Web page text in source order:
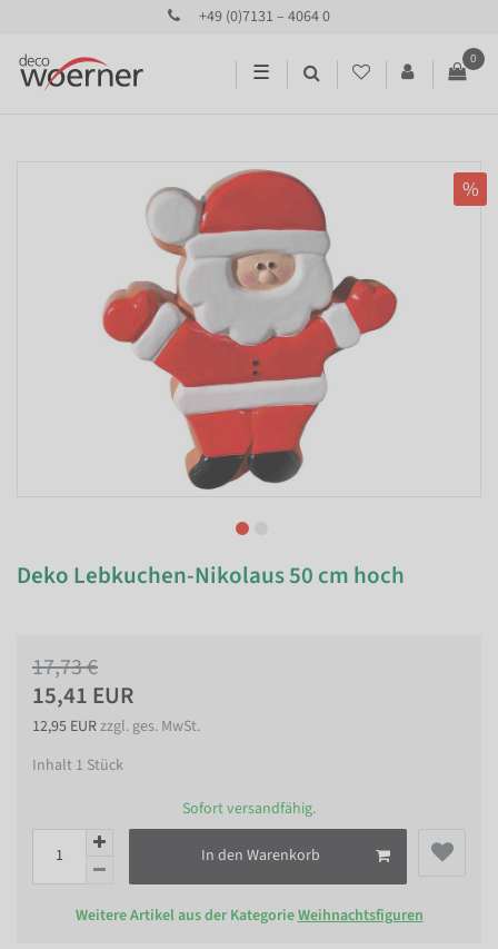
+49 (0)7131 – 4064 0
☰
0
%
Deko Lebkuchen-Nikolaus 50 cm hoch
17,73 €
15,41 EUR
12,95 EURzzgl. ges. MwSt.
Inhalt 1 Stück
Sofort versandfähig.
In den Warenkorb
Weitere Artikel aus der KategorieWeihnachtsfiguren